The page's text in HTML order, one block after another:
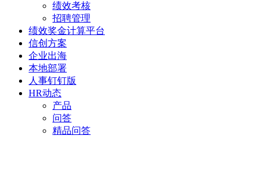
绩效考核
招聘管理
绩效奖金计算平台
信创方案
企业出海
本地部署
人事钉钉版
HR动态
产品
问答
精品问答